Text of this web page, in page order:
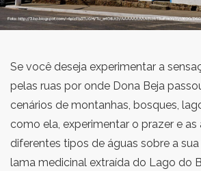
Se você deseja experimentar a
pelas ruas por onde Dona Beja
cenários de montanhas, bosques,
como ela, experimentar o prazer e as
diferentes tipos de águas sobre a
lama medicinal extraída do Lago do